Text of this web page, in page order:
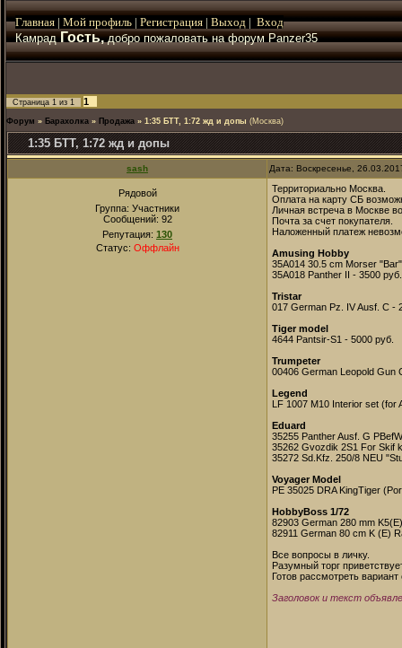
Главная | Мой профиль | Регистрация | Выход | Вход
КамрадГость,добро пожаловать на форум Panzer35
Страница 1 из 1 1
Форум » Барахолка » Продажа » 1:35 БТТ, 1:72 жд и допы (Москва)
1:35 БТТ, 1:72 жд и допы
sash Дата: Воскресенье,
Рядовой
Группа: Участники
Сообщений: 92
Репутация: 130
Статус: Оффлайн
Территориально Москва.
Оплата на карту СБ
Личная встреча в Москве
Почта за счет покупателя.
Наложенный платеж
Amusing Hobby
35A014 30.5 cm Morser
35A018 Panther II - 3500 руб.
Tristar
017 German Pz. IV Ausf. C -
Tiger model
4644 Pantsir-S1 - 5000 руб.
Trumpeter
00406 German Leopold Gun
Legend
LF 1007 M10 Interior set (for
Eduard
35255 Panther Ausf. G
35262 Gvozdik 2S1 For Skif
35272 Sd.Kfz. 250/8 NEU
Voyager Model
PE 35025 DRA KingTiger
HobbyBoss 1/72
82903 German 280 mm
82911 German 80 cm K (E)
Все вопросы в личку.
Разумный торг
Готов рассмотреть
Заголовок и текст